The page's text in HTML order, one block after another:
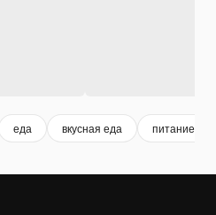
еда вкусная еда питание